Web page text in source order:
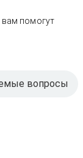
помогут
вопросы